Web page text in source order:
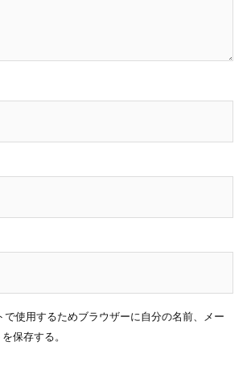
で使用するためブラウザーに自分の名前、メー
保存する。